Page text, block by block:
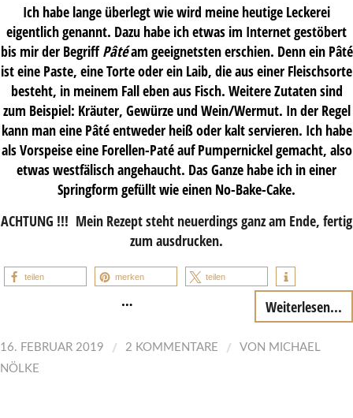
Ich habe lange überlegt wie wird meine heutige Leckerei
eigentlich genannt. Dazu habe ich etwas im Internet gestöbert
bis mir der BegriffPâtéam geeignetsten erschien. Denn ein Pâté
ist eine Paste, eine Torte oder ein Laib, die aus einer Fleischsorte
besteht, in meinem Fall eben aus Fisch. Weitere Zutaten sind
zum Beispiel: Kräuter, Gewürze und Wein/Wermut. In der Regel
kann man eine Pâté entweder heiß oder kalt servieren. Ich habe
als Vorspeise eine Forellen-Paté auf Pumpernickel gemacht, also
etwas westfälisch angehaucht. Das Ganze habe ich in einer
Springform gefüllt wie einen No-Bake-Cake.
ACHTUNG !!! Mein Rezept steht neuerdings ganz am Ende, fertig
zum ausdrucken.
teilen merken teilen
… Weiterlesen...
16. FEBRUAR 2019 / 2 KOMMENTARE / VON MICHAEL
NÖLKE